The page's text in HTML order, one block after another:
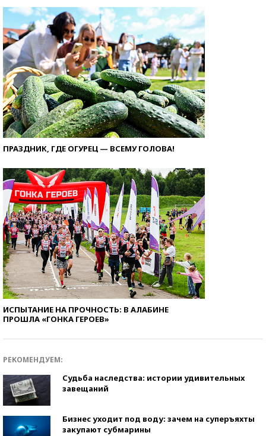
ПРАЗДНИК, ГДЕ ОГУРЕЦ — ВСЕМУ ГОЛОВА!
ИСПЫТАНИЕ НА ПРОЧНОСТЬ: В АЛАБИНЕ
ПРОШЛА «ГОНКА ГЕРОЕВ»
РЕКОМЕНДУЕМ:
Судьба наследства: истории удивительных
завещаний
Бизнес уходит под воду: зачем на суперъяхты
закупают субмарины